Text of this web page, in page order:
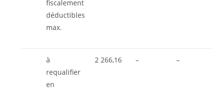
fiscalement
déductibles
max.
à
requalifier
en
2 266,16 – –